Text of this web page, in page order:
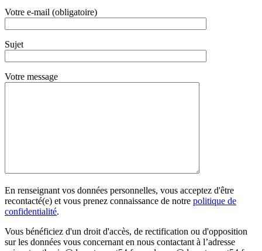
Votre e-mail (obligatoire)
Sujet
Votre message
En renseignant vos données personnelles, vous acceptez d'être
recontacté(e) et vous prenez connaissance de notre politique de
confidentialité.
Vous bénéficiez d'un droit d'accès, de rectification ou d'opposition
sur les données vous concernant en nous contactant à l’adresse